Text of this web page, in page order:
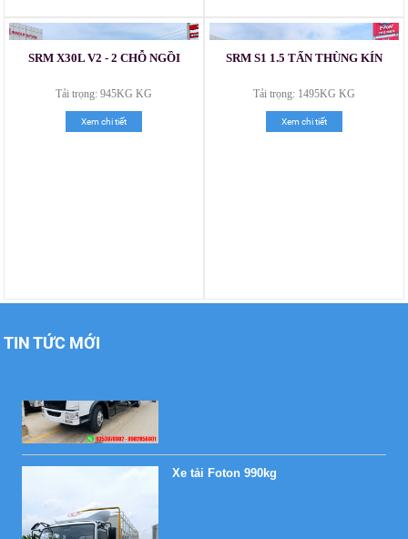
SRM X30L V2 - 2 CHỖ NGỒI
Tải trọng: 945KG KG
Xem chi tiết
SRM S1 1.5 TẤN THÙNG KÍN
Tải trọng: 1495KG KG
Xem chi tiết
TIN TỨC MỚI
Xe tải Foton 990kg